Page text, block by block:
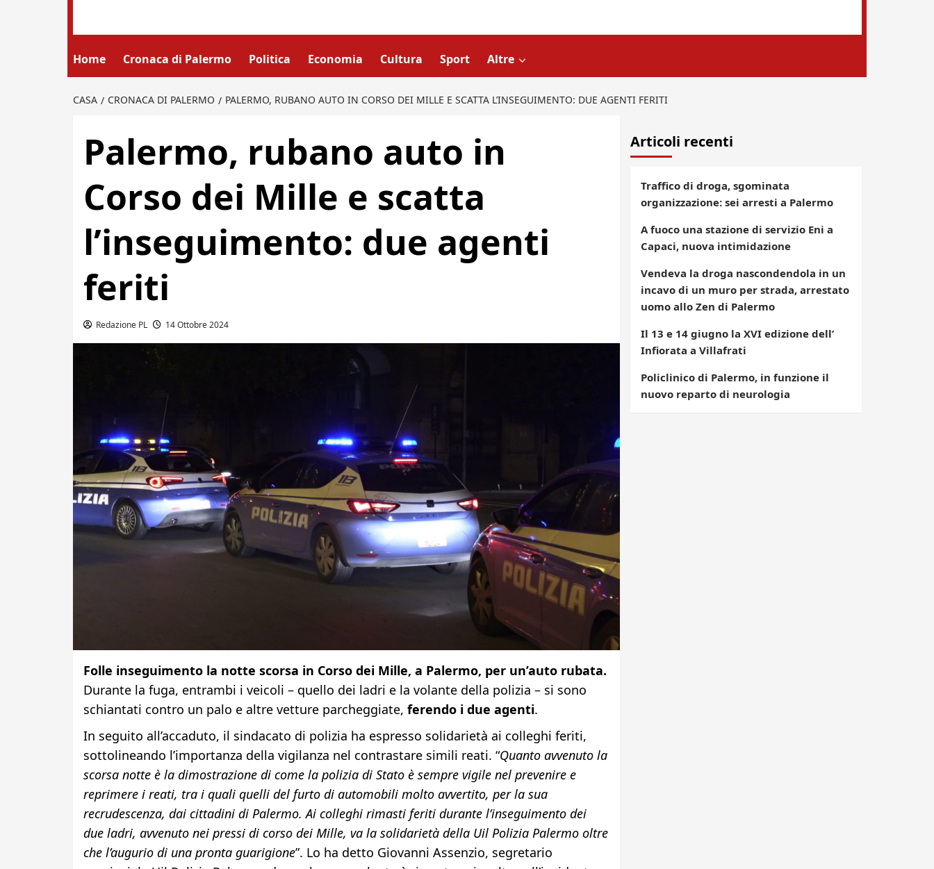
Home Cronaca di Palermo Politica Economia Cultura Sport Altre
CASA CRONACA DI PALERMO PALERMO, RUBANO AUTO IN CORSO DEI MILLE E SCATTA L’INSEGUIMENTO: DUE AGENTI FERITI
Palermo, rubano auto in
Corso dei Mille e scatta
l’inseguimento: due agenti
feriti
Redazione PL 14 Ottobre 2024
Folle inseguimento la notte scorsa in Corso dei Mille, a Palermo, per un’auto rubata.
Durante la fuga, entrambi i veicoli – quello dei ladri e la volante della polizia – si sono
schiantati contro un palo e altre vetture parcheggiate, ferendo i due agenti.
In seguito all’accaduto, il sindacato di polizia ha espresso solidarietà ai colleghi feriti,
sottolineando l’importanza della vigilanza nel contrastare simili reati. “Quanto avvenuto la
scorsa notte è la dimostrazione di come la polizia di Stato è sempre vigile nel prevenire e
reprimere i reati, tra i quali quelli del furto di automobili molto avvertito, per la sua
recrudescenza, dai cittadini di Palermo. Ai colleghi rimasti feriti durante l’inseguimento dei
due ladri, avvenuto nei pressi di corso dei Mille, va la solidarietà della Uil Polizia Palermo oltre
che l’augurio di una pronta guarigione”. Lo ha detto Giovanni Assenzio, segretario
Articoli recenti
Traffico di droga, sgominata
organizzazione: sei arresti a Palermo
A fuoco una stazione di servizio Eni a
Capaci, nuova intimidazione
Vendeva la droga nascondendola in un
incavo di un muro per strada, arrestato
uomo allo Zen di Palermo
Il 13 e 14 giugno la XVI edizione dell’
Infiorata a Villafrati
Policlinico di Palermo, in funzione il
nuovo reparto di neurologia